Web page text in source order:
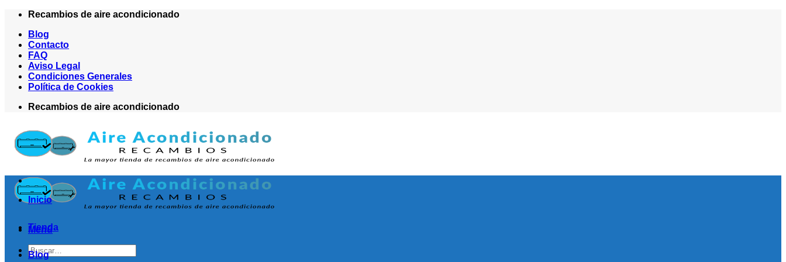
Saltar
contenido
Recambios de aire acondicionado
Blog
Contacto
FAQ
Aviso Legal
Condiciones Generales
Política de Cookies
Recambios de aire acondicionado
Menú
Buscar
por:
Inicio
Tienda
Blog